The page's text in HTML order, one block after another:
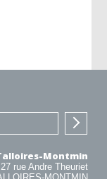
Montmin
27 rue Andre Theuriet